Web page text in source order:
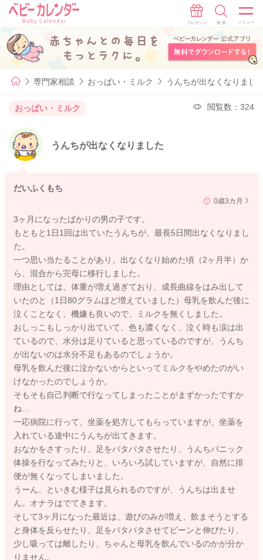
専門家相談 おっぱい・ミルク うんちが出なくなりまし
おっぱい・ミルク 閲覧数：324
うんちが出なくなりました
だいふくもち
0歳3カ月
3ヶ月になったばかりの男の子です。
もともと1日1回は出ていたうんちが、最長5日間出なくなりまし
た。
一つ思い当たることがあり、出なくなり始めた頃（2ヶ月半）か
ら、混合から完母に移行しました。
理由としては、体重が増え過ぎており、成長曲線をはみ出して
いたのと（1日80グラムほど増えていました）母乳を飲んだ後に
泣くことなく、機嫌も良いので、ミルクを無くしました。
おしっこもしっかり出ていて、色も濃くなく、泣く時も涙は出
ているので、水分は足りていると思っているのですが、うんち
が出ないのは水分不足もあるのでしょうか。
母乳を飲んだ後に泣かないからといってミルクをやめたのがい
けなかったのでしょうか。
そもそも自己判断で行なってしまったことがまずかったですか
ね…
一応病院に行って、坐薬を処方してもらっていますが、坐薬を
入れている途中にうんちが出てきます。
おなかをさすったり、足をバタバタさせたり、うんちパニック
体操を行なってみたりと、いろいろ試していますが、自然に排
便が無くなってしまいました。
うーん、といきむ様子は見られるのですが、うんちは出ませ
ん。オナラはでてきます。
そして3ヶ月になった最近は、遊びのみが増え、飲まそうとする
と身体を反らせたり、足をバタバタさせてピーンと伸びたり、
少し吸っては離したり、ちゃんと母乳を飲んでいるのかが分か
りません。